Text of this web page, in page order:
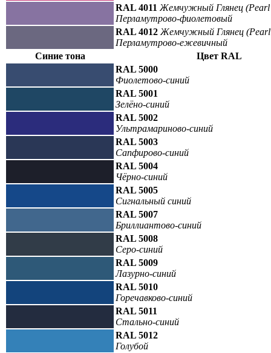
RAL 4011 Жемчужный Глянец (Pearl
Перламутрово-фиолетовый
RAL 4012 Жемчужный Глянец (Pearl
Перламутрово-ежевичный
Синие тона
Цвет RAL
RAL 5000
Фиолетово-синий
RAL 5001
Зелёно-синий
RAL 5002
Ультрамариново-синий
RAL 5003
Сапфирово-синий
RAL 5004
Чёрно-синий
RAL 5005
Сигнальный синий
RAL 5007
Бриллиантово-синий
RAL 5008
Серо-синий
RAL 5009
Лазурно-синий
RAL 5010
Горечавково-синий
RAL 5011
Стально-синий
RAL 5012
Голубой